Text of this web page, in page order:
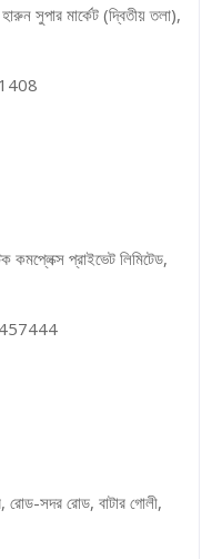
সুপার মার্কেট (দ্বিতীয় তলা),
প্রাইভেট লিমিটেড,
সদর রোড, বাটার গোলী,